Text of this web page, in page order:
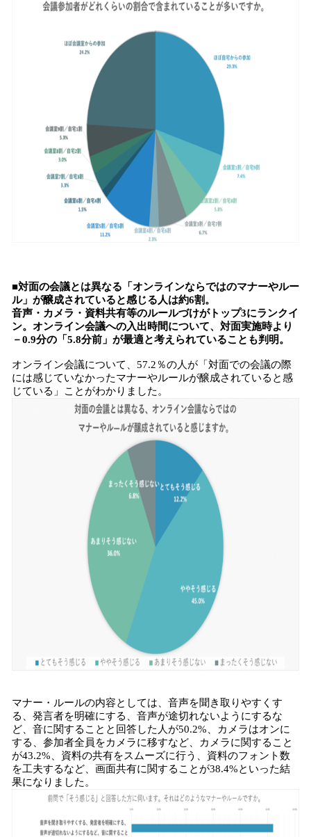
■対面の会議とは異なる「オンラインならではのマナーやルー
ル」が醸成されていると感じる人は約6割。
音声・カメラ・資料共有等のルールづけがトップ3にランクイ
ン。オンライン会議への入出時間について、対面実施時より
－0.9分の「5.8分前」が最適と考えられていることも判明。
オンライン会議について、57.2％の人が「対面での会議の際
には感じていなかったマナーやルールが醸成されていると感
じている」ことがわかりました。
マナー・ルールの内容としては、音声を聞き取りやすくす
る、発言者を明確にする、音声が途切れないようにするな
ど、音に関することと回答した人が50.2%、カメラはオンに
する、参加者全員をカメラに移すなど、カメラに関すること
が43.2%、資料の共有をスムーズに行う、資料のフォント数
を工夫するなど、画面共有に関することが38.4%といった結
果になりました。